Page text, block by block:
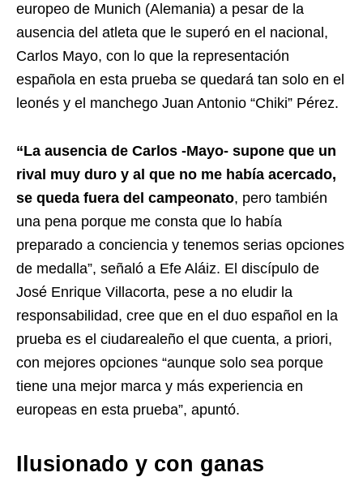
europeo de Munich (Alemania) a pesar de la
ausencia del atleta que le superó en el nacional,
Carlos Mayo, con lo que la representación
española en esta prueba se quedará tan solo en el
leonés y el manchego Juan Antonio “Chiki” Pérez.
“La ausencia de Carlos -Mayo- supone que un
rival muy duro y al que no me había acercado,
se queda fuera del campeonato, pero también
una pena porque me consta que lo había
preparado a conciencia y tenemos serias opciones
de medalla”, señaló a Efe Aláiz. El discípulo de
José Enrique Villacorta, pese a no eludir la
responsabilidad, cree que en el duo español en la
prueba es el ciudarealeño el que cuenta, a priori,
con mejores opciones “aunque solo sea porque
tiene una mejor marca y más experiencia en
europeas en esta prueba”, apuntó.
Ilusionado y con ganas